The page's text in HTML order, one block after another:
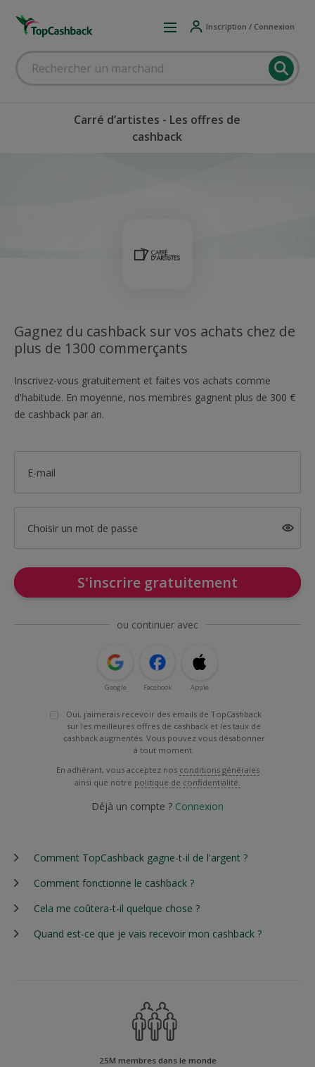
Inscription / Connexion
Carré d’artistes - Les offres de
cashback
Gagnez du cashback sur vos achats chez de
plus de 1300 commerçants
Inscrivez-vous gratuitement et faites vos achats comme
d'habitude. En moyenne, nos membres gagnent plus de 300 €
de cashback par an.
E-mail
Choisir un mot de passe
S'inscrire gratuitement
ou continuer avec
Google Facebook Apple
Oui, j'aimerais recevoir des emails de TopCashback
sur les meilleures offres de cashback et les taux de
cashback augmentés. Vous pouvez vous désabonner
à tout moment.
En adhérant, vous acceptez nos conditions générales
ainsi que notre politique de confidentialité.
Déjà un compte ? Connexion
Comment TopCashback gagne-t-il de l'argent ?
Comment fonctionne le cashback ?
Cela me coûtera-t-il quelque chose ?
Quand est-ce que je vais recevoir mon cashback ?
25M membres dans le monde